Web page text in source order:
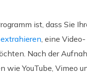
ist, dass Sie
, eine
Nach der
wie YouTube, Vimeo